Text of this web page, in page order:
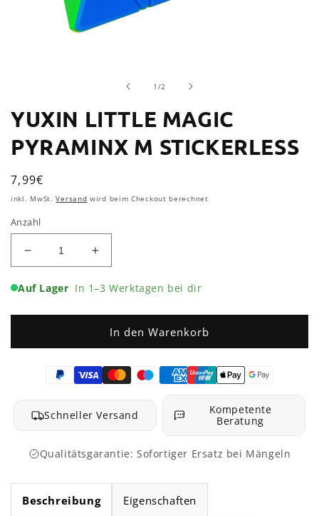
1 /von
2
YUXIN LITTLE MAGIC
PYRAMINX M STICKERLESS
Normaler
Preis
7,99€
inkl. MwSt.Versand wird beim Checkout berechnet
Anzahl
Verringere
die
Menge
YuXin
Magic
Erhöhe
die
Menge
YuXin
Little
Magic
M
Auf Lager In 1–3 Werktagen bei dir
In den Warenkorb
Schneller Versand
Kompetente
Beratung
Qualitätsgarantie: Sofortiger Ersatz bei Mängeln
Beschreibung Eigenschaften